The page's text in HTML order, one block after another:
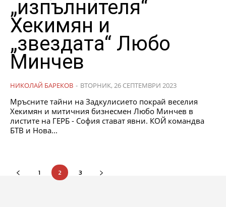
„изпълнителя“
Хекимян и
„звездата“ Любо
Минчев
НИКОЛАЙ БАРЕКОВ - ВТОРНИК, 26 СЕПТЕМВРИ 2023
Мръсните тайни на Задкулисието покрай веселия
Хекимян и митичния бизнесмен Любо Минчев в
листите на ГЕРБ - София стават явни. КОЙ командва
БТВ и Нова...
1 2 3